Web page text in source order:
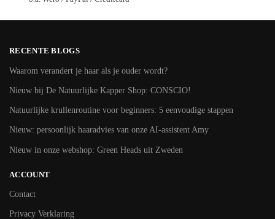
RECENTE BLOGS
Waarom verandert je haar als je ouder wordt?
Nieuw bij De Natuurlijke Kapper Shop: CONSCIO!
Natuurlijke krullenroutine voor beginners: 5 eenvoudige stappen
Nieuw: persoonlijk haaradvies van onze AI-assistent Amy
Nieuw in onze webshop: Green Heads uit Zweden
ACCOUNT
Contact
Privacy Verklaring